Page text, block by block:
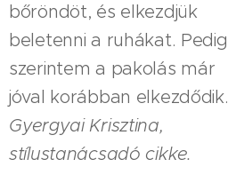
bőröndöt, és elkezdjük
beletenni a ruhákat. Pedig
szerintem a pakolás már
jóval korábban elkezdődik.
Gyergyai Krisztina,
stílustanácsadó cikke.